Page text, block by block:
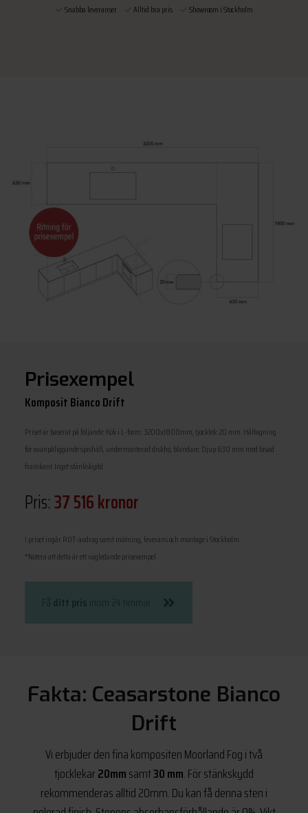
Snabba leveranser Alltid bra pris Showroom i Stockholm
Prisexempel
Komposit Bianco Drift
Priset är baserat på följande: Kök i L-form: 3200x1800mm, tjocklek: 20 mm. Håltagning
för ovanpåliggande spishäll, undermonterad diskho, blandare. Djup 630 mm med fasad
framkant. Inget stänkskydd
Pris:37 516 kronor
I priset ingår ROT-avdrag samt mätning, leverans och montage i Stockholm
*Notera att detta är ett vägledande prisexempel
Få ditt pris inom 24 timmar
Fakta: Ceasarstone Bianco
Drift
Vi erbjuder den fina kompositen Moorland Fog i två
tjocklekar20mmsamt30 mm. För stänkskydd
rekommenderas alltid 20mm. Du kan få denna sten i